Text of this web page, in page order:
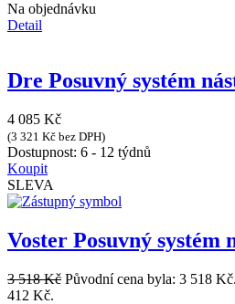
Na objednávku
Detail
Dre Posuvný systém
4 085 Kč
(3 321 Kč bez DPH)
Dostupnost: 6 - 12 týdnů
Koupit
SLEVA
Voster Posuvný systém
3 518Kč Původní cena byla: 3 518 Kč.
412 Kč.